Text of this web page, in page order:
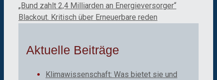
„Bund zahlt 2,4 Milliarden an Energieversorger“
Blackout. Kritisch über Erneuerbare reden
Aktuelle Beiträge
Klimawissenschaft: Was bietet sie und